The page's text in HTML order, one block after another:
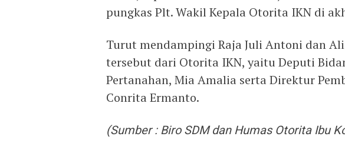
pungkas Plt. Wakil Kepala Otorita IKN di
Turut mendampingi Raja Juli Antoni dan
tersebut dari Otorita IKN, yaitu Deputi
Pertanahan, Mia Amalia serta Direktur
Conrita Ermanto.
(Sumber : Biro SDM dan Humas Otorita Ibu